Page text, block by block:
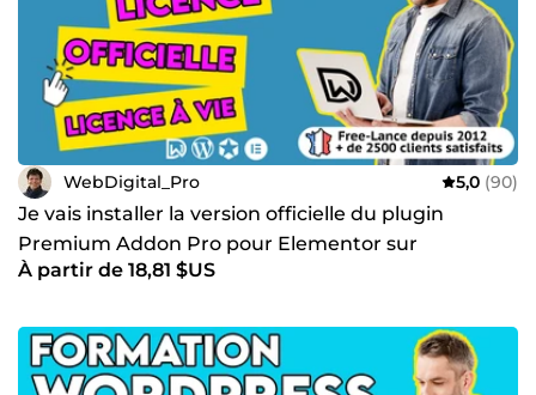
WebDigital_Pro 5,0 (90)
Je vais installer la version officielle du plugin
Premium Addon Pro pour Elementor sur
WordPress
À partir de 18,81 $US